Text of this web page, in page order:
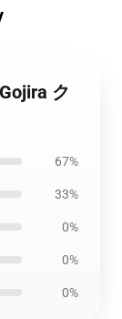
ク
67%
33%
0%
0%
0%